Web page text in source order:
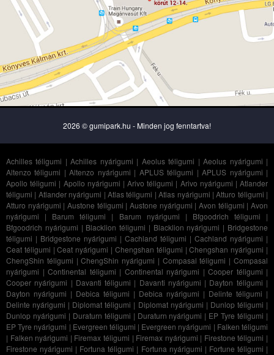
2026 © gumipark.hu - Minden jog fenntartva!
Achilles téligumi |Achilles nyárigumi | Aeolus téligumi |Aeolus nyárigumi |
Altenzo téligumi |Altenzo nyárigumi | APLUS téligumi |APLUS nyárigumi |
Apollo téligumi | Apollo nyárigumi |Arivo téligumi | Arivo nyárigumi |Atlander
téligumi | Atlander nyárigumi | Atlas téligumi |Atlas nyárigumi |Atturo téligumi |
Atturo nyárigumi |Austone téligumi |Austone nyárigumi |Avon téligumi |Avon
nyárigumi | Barum téligumi | Barum nyárigumi | Bfgoodrich téligumi |
Bfgoodrich nyárigumi | Blacklion téligumi | Blacklion nyárigumi | Bridgestone
téligumi | Bridgestone nyárigumi | Cachland téligumi | Cachland nyárigumi |
Ceat téligumi |Ceat nyárigumi | Chengshan téligumi |Chengshan nyárigumi |
ChengShin téligumi |ChengShin nyárigumi | Compasal téligumi |Compasal
nyárigumi | Continental téligumi | Continental nyárigumi | Cooper téligumi |
Cooper nyárigumi | Davanti téligumi | Davanti nyárigumi | Dayton téligumi |
Dayton nyárigumi | Debica téligumi | Debica nyárigumi | Delinte téligumi |
Delinte nyárigumi | Diplomat téligumi | Diplomat nyárigumi | Dunlop téligumi |
Dunlop nyárigumi | Duraturn téligumi | Duraturn nyárigumi | EP Tyre téligumi |
EP Tyre nyárigumi | Evergreen téligumi | Evergreen nyárigumi | Falken téligumi
| Falken nyárigumi | Firemax téligumi | Firemax nyárigumi | Firestone téligumi |
Firestone nyárigumi | Fortuna téligumi | Fortuna nyárigumi | Fortune téligumi |